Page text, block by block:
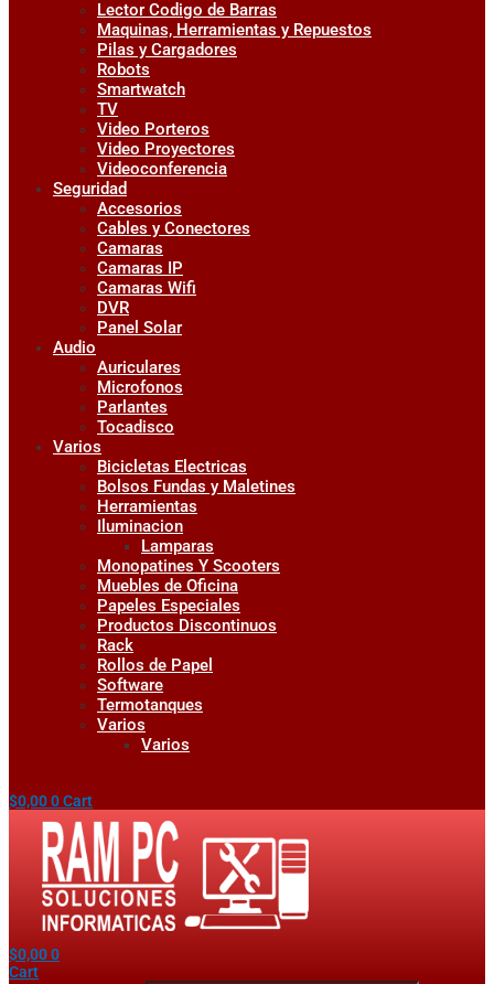
Lector Codigo de Barras
Maquinas, Herramientas y Repuestos
Pilas y Cargadores
Robots
Smartwatch
TV
Video Porteros
Video Proyectores
Videoconferencia
Seguridad
Accesorios
Cables y Conectores
Camaras
Camaras IP
Camaras Wifi
DVR
Panel Solar
Audio
Auriculares
Microfonos
Parlantes
Tocadisco
Varios
Bicicletas Electricas
Bolsos Fundas y Maletines
Herramientas
Iluminacion
Lamparas
Monopatines Y Scooters
Muebles de Oficina
Papeles Especiales
Productos Discontinuos
Rack
Rollos de Papel
Software
Termotanques
Varios
Varios
$0,000Cart
$0,000
Cart